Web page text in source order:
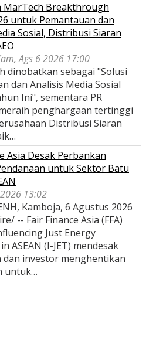
MarTech Breakthrough
untuk Pemantauan dan
Sosial, Distribusi Siaran
Ags 6 2026 17:00
dinobatkan sebagai "Solusi
dan Analisis Media Sosial
Ini", sementara PR
penghargaan tertinggi
Distribusi Siaran
Asia Desak Perbankan
untuk Sektor Batu
13:02
Kamboja, 6 Agustus 2026
-- Fair Finance Asia (FFA)
Just Energy
ASEAN (I-JET) mendesak
dan investor menghentikan
untuk…